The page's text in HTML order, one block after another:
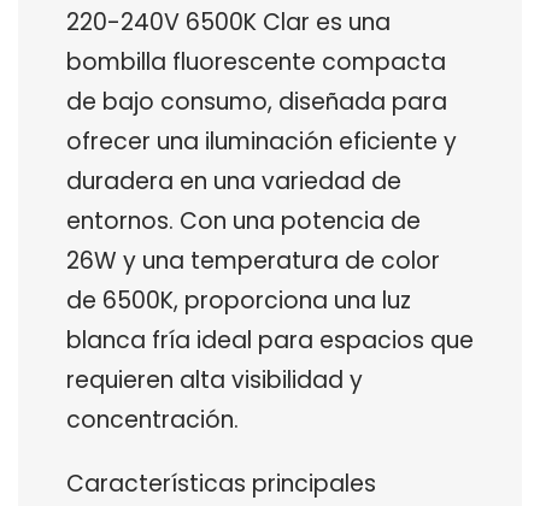
220-240V 6500K Clar es una
bombilla fluorescente compacta
de bajo consumo, diseñada para
ofrecer una iluminación eficiente y
duradera en una variedad de
entornos. Con una potencia de
26W y una temperatura de color
de 6500K, proporciona una luz
blanca fría ideal para espacios que
requieren alta visibilidad y
concentración.
Características principales